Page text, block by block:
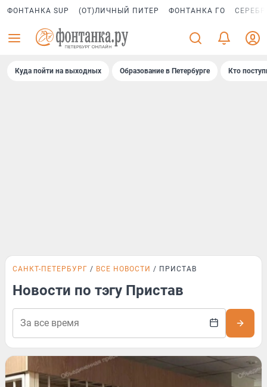
ФОНТАНКА SUP (ОТ)ЛИЧНЫЙ ПИТЕР ФОНТАНКА ГО
Куда пойти на выходных Образование в Петербурге Кто
САНКТ-ПЕТЕРБУРГ ВСЕ НОВОСТИ ПРИСТАВ
Новости по тэгу Пристав